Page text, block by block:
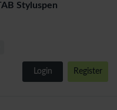
Styluspen
Login Register